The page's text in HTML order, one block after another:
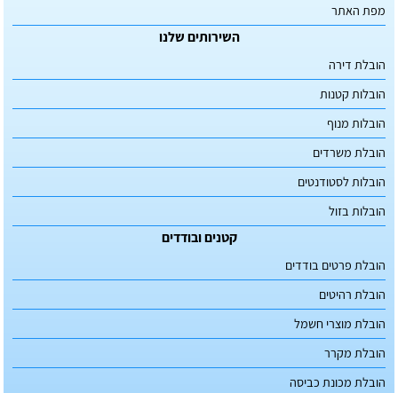
מפת האתר
השירותים שלנו
הובלת דירה
הובלות קטנות
הובלות מנוף
הובלת משרדים
הובלות לסטודנטים
הובלות בזול
קטנים ובודדים
הובלת פרטים בודדים
הובלת רהיטים
הובלת מוצרי חשמל
הובלת מקרר
הובלת מכונת כביסה